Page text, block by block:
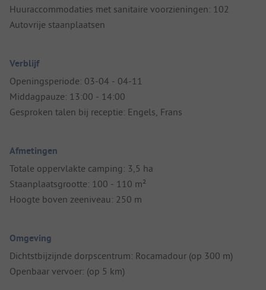
Huuraccommodaties met sanitaire voorzieningen: 102
Autovrije staanplaatsen
Verblijf
Openingsperiode: 03-04 - 04-11
Middagpauze: 13:00 - 14:00
Gesproken talen bij receptie: Engels, Frans
Afmetingen
Totale oppervlakte camping: 3,5 ha
Staanplaatsgrootte: 100 - 110 m²
Hoogte boven zeeniveau: 250 m
Omgeving
Dichtstbijzijnde dorpscentrum: Rocamadour (op 300 m)
Openbaar vervoer: (op 5 km)